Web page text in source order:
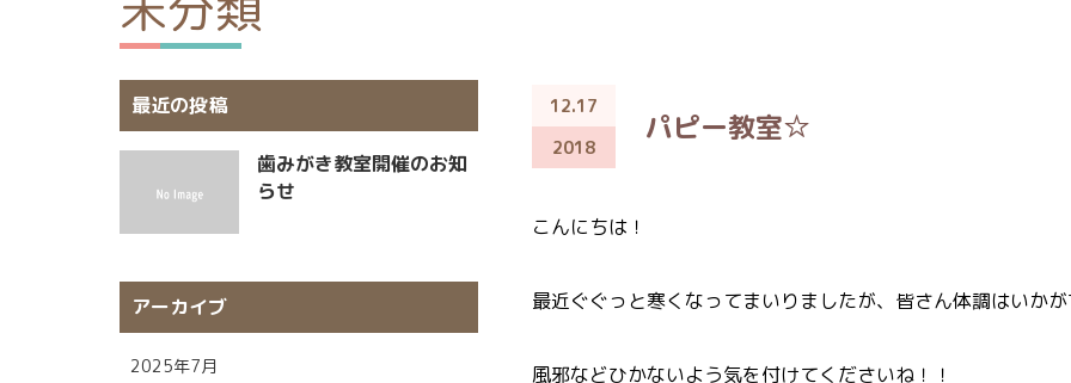
12.17
2018
パピー教室☆
こんにちは！
最近ぐぐっと寒くなってまいりましたが、皆さん体調はいか
風邪などひかないよう気を付けてくださいね！！
最近の投稿
歯みがき教室開催のお知
らせ
アーカイブ
2025年7月